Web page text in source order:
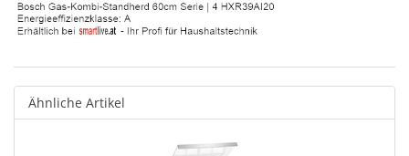
Ähnliche Artikel